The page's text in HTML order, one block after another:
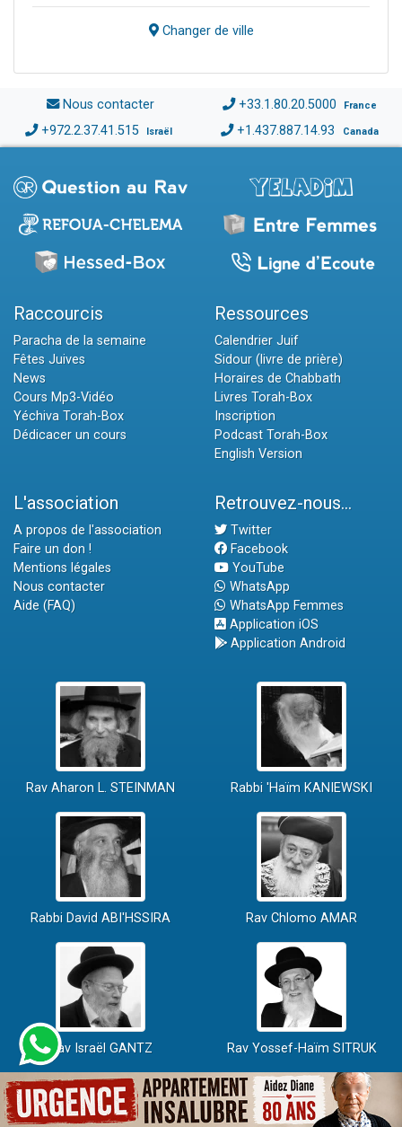
Changer de ville
Nous contacter +33.1.80.20.5000 France
+972.2.37.41.515 Israël +1.437.887.14.93 Canada
Raccourcis
Paracha de la semaine
Fêtes Juives
News
Cours Mp3-Vidéo
Yéchiva Torah-Box
Dédicacer un cours
Ressources
Calendrier Juif
Sidour (livre de prière)
Horaires de Chabbath
Livres Torah-Box
Inscription
Podcast Torah-Box
English Version
L'association
A propos de l'association
Faire un don !
Mentions légales
Nous contacter
Aide (FAQ)
Retrouvez-nous...
Twitter
Facebook
YouTube
WhatsApp
WhatsApp Femmes
Application iOS
Application Android
Rav Aharon L. STEINMAN Rabbi 'Haïm KANIEWSKI
Rabbi David ABI'HSSIRA Rav Chlomo AMAR
Rav Israël GANTZ Rav Yossef-Haïm SITRUK